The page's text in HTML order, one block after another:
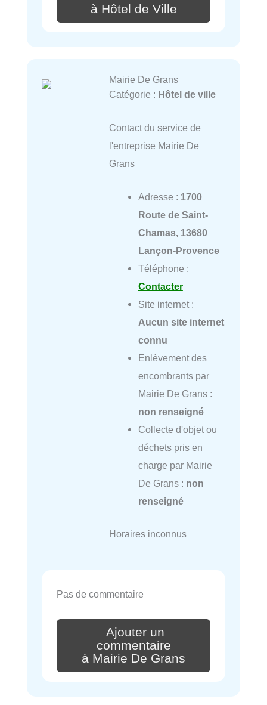
à Hôtel de Ville
Mairie De Grans
Catégorie : Hôtel de ville
Contact du service de
l'entreprise Mairie De
Grans
Adresse : 1700
Route de Saint-
Chamas, 13680
Lançon-Provence
Téléphone :
Contacter
Site internet :
Aucun site internet
connu
Enlèvement des
encombrants par
Mairie De Grans :
non renseigné
Collecte d'objet ou
déchets pris en
charge par Mairie
De Grans : non
renseigné
Horaires inconnus
Pas de commentaire
Ajouter un
commentaire
à Mairie De Grans